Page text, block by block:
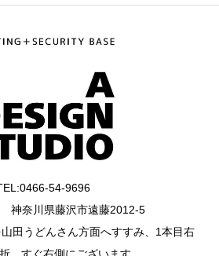
54-9696
神奈川県藤沢市遠藤2012-5
山田うどんさん方面へすすみ、1本目右